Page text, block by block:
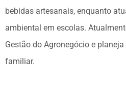
bebidas artesanais, enquanto
ambiental em escolas.
Gestão do Agronegócio e
familiar.